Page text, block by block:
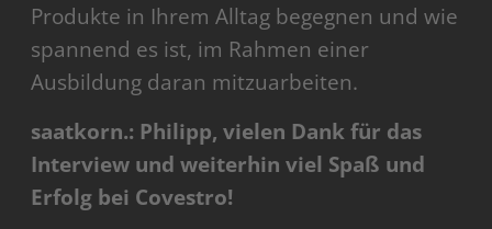
Produkte in Ihrem Alltag begegnen und wie
spannend es ist, im Rahmen einer
Ausbildung daran mitzuarbeiten.
saatkorn.: Philipp, vielen Dank für das
Interview und weiterhin viel Spaß und
Erfolg bei Covestro!